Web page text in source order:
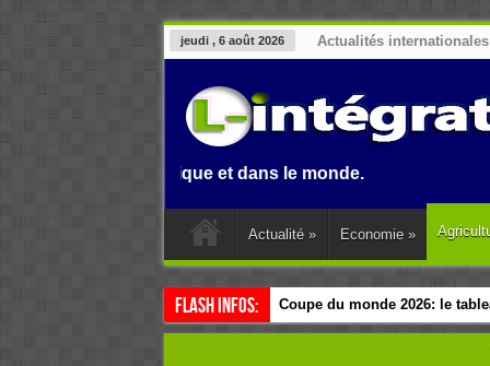
jeudi , 6 août 2026 Actualités internationales
en Afrique et dans le monde.
Actualité » Economie »
Flash Infos: Coupe du monde 2026: le
Esclavage: à Accra, l’Afrique